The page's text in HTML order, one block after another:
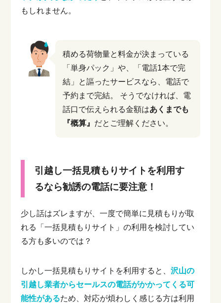
もしれません。
積める荷物量と料金が決まっている
「単身パック」や、「電話1本で完
結」と謳ったサービスなら、電話で
予約まで完結。
そうでなければ、電
話口で伝えられる金額はあくまでも
『概算』 だとご理解ください。
引越し一括見積もりサイトを利用す
るなら勧誘の電話に要注意！
少し話はズレますが、一度で簡単に見積もりが取
れる「一括見積もりサイト」の利用を検討してい
る方も多いのでは？
しかし一括見積もりサイトを利用すると、沢山の
引越し業者からセールスの電話がかかってくる可
能性があるため、対応が煩わしく感じる方は利用